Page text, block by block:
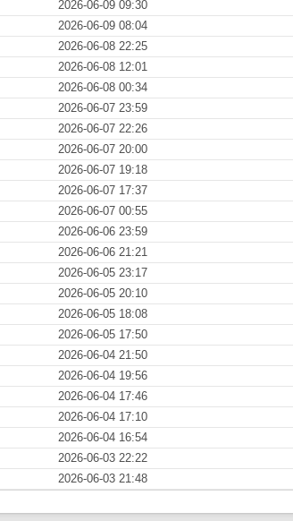
2026-06-09 09:30
2026-06-09 08:04
2026-06-08 22:25
2026-06-08 12:01
2026-06-08 00:34
2026-06-07 23:59
2026-06-07 22:26
2026-06-07 20:00
2026-06-07 19:18
2026-06-07 17:37
2026-06-07 00:55
2026-06-06 23:59
2026-06-06 21:21
2026-06-05 23:17
2026-06-05 20:10
2026-06-05 18:08
2026-06-05 17:50
2026-06-04 21:50
2026-06-04 19:56
2026-06-04 17:46
2026-06-04 17:10
2026-06-04 16:54
2026-06-03 22:22
2026-06-03 21:48